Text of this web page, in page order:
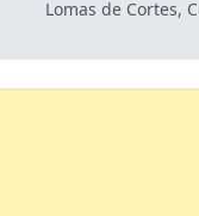
Lomas de Cortes,